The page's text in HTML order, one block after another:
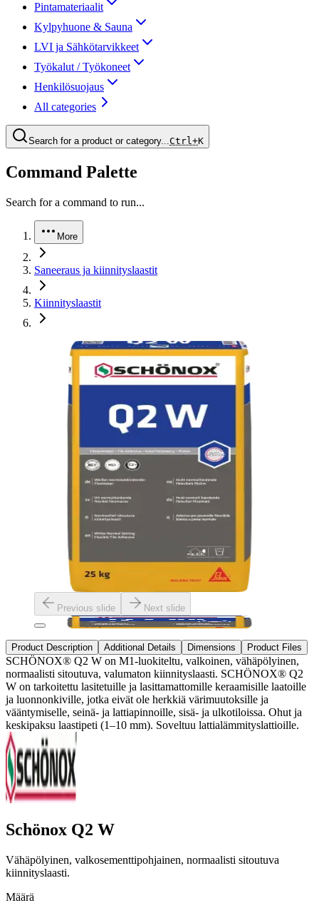
Pintamateriaalit
Kylpyhuone & Sauna
LVI ja Sähkötarvikkeet
Työkalut / Työkoneet
Henkilösuojaus
All categories
Search for a product or category...Ctrl+K
Command Palette
Search for a command to run...
More
Saneeraus ja kiinnityslaastit
Kiinnityslaastit
Previous slide Next slide
Product Description Additional Details Dimensions Product Files
SCHÖNOX® Q2 W on M1-luokiteltu, valkoinen, vähäpölyinen,
normaalisti sitoutuva, valumaton kiinnityslaasti. SCHÖNOX® Q2
W on tarkoitettu lasitetuille ja lasittamattomille keraamisille laatoille
ja luonnonkiville, jotka eivät ole herkkiä värimuutoksille ja
vääntymiselle, seinä- ja lattiapinnoille, sisä- ja ulkotiloissa. Ohut ja
keskipaksu laastipeti (1–10 mm). Soveltuu lattialämmityslattioille.
Schönox Q2 W
Vähäpölyinen, valkosementtipohjainen, normaalisti sitoutuva
kiinnityslaasti.
Määrä